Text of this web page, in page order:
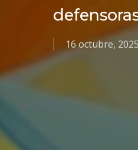
16 octubre, 2025